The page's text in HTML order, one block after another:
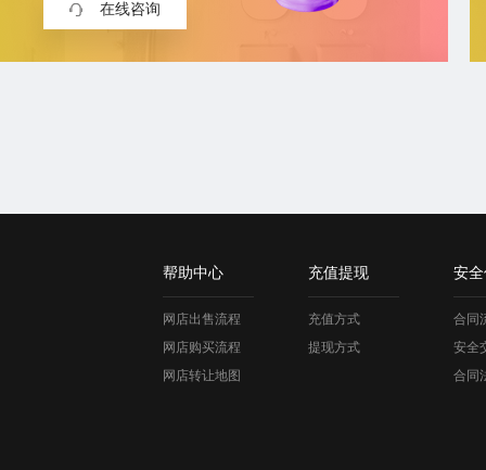
在线咨询
帮助中心
网店出售流程
网店购买流程
网店转让地图
充值提现
充值方式
提现方式
安
合同
安全
合同